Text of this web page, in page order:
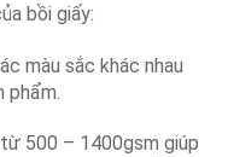
bồi giấy:
màu sắc khác nhau
500 – 1400gsm giúp